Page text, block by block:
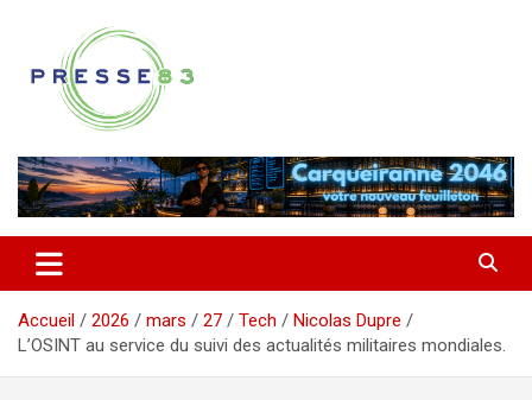
contenu
Presse 83
Accueil 2026 mars 27 Tech
Nicolas Dupre
L’OSINT au service du suivi des actualités militaires mondiales.